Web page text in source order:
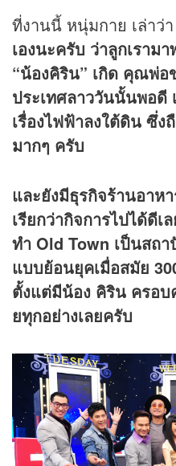
ที่งานนี้ หนุ่มกาย เล่าว่า
เองนะครับ ว่าลูกเราม
“น้องคิริน” เกิด คุณพ่
ประเทศลาววันนั้นพอดี
เรื่องไฟฟ้าลงใต้ดิน ซึ่ง
มากๆ ครับ
และยังมีธุรกิจร้านอาห
เรียกว่ากิจการไปได้ดี
ทำ Old Town เป็นสถ
แบบย้อนยุคเมื่อสมัย
ตั้งแต่มีน้อง คิริน ครอบ
ยทุกอย่างเลยครับ